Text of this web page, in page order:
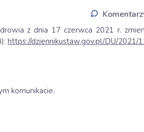
z dnia 17 czerwca 2021 r.
https://dziennikustaw.gov.pl/DU/2021/
komunikacie.